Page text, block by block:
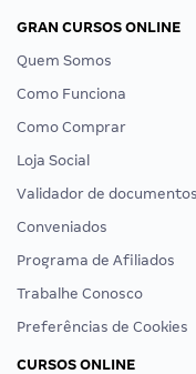
GRAN CURSOS ONLINE
Quem Somos
Como Funciona
Como Comprar
Loja Social
Validador de documentos
Conveniados
Programa de Afiliados
Trabalhe Conosco
Preferências de Cookies
CURSOS ONLINE